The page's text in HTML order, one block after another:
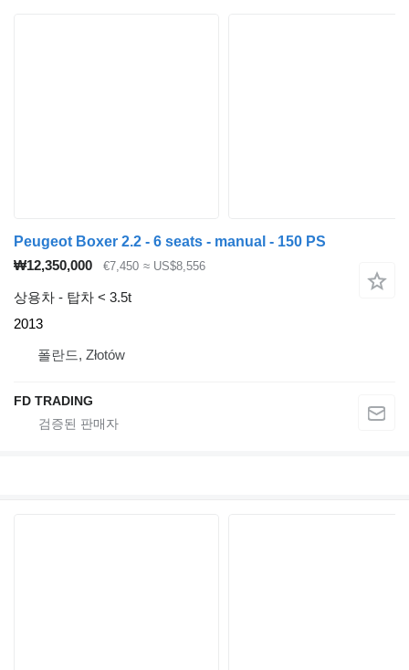
Peugeot Boxer 2.2 - 6 seats - manual - 150 PS
₩12,350,000
€7,450 ≈ US$8,556
상용차 - 탑차 < 3.5t
2013
폴란드, Złotów
FD TRADING